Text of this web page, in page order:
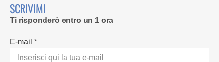
SCRIVIMI
Ti risponderò entro un 1 ora
E-mail *